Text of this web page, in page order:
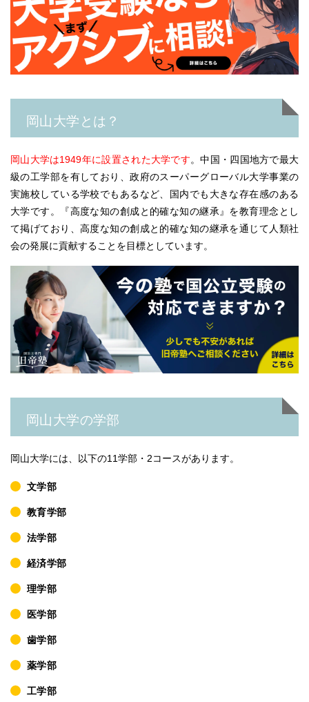
岡山大学とは？
岡山大学は1949年に設置された大学です。中国・四国地方で最大
級の工学部を有しており、政府のスーパーグローバル大学事業の
実施校している学校でもあるなど、国内でも大きな存在感のある
大学です。
『高度な知の創成と的確な知の継承』を教育理念とし
て掲げており、高度な知の創成と的確な知の継承を通じて人類社
会の発展に貢献することを目標としています。
岡山大学の学部
岡山大学には、以下の11学部・2コースがあります。
文学部
教育学部
法学部
経済学部
理学部
医学部
歯学部
薬学部
工学部